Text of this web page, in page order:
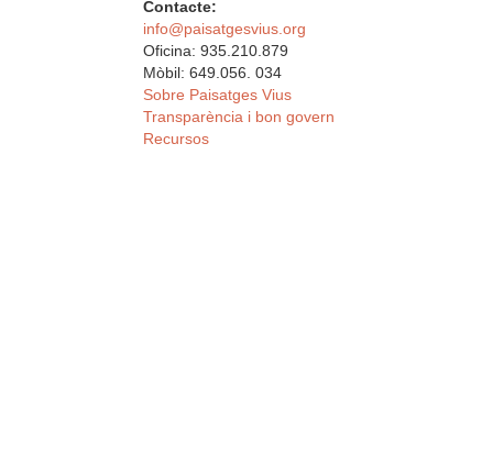
Contacte:
info@paisatgesvius.org
Oficina: 935.210.879
Mòbil: 649.056. 034
Sobre Paisatges Vius
Transparència i bon govern
Recursos